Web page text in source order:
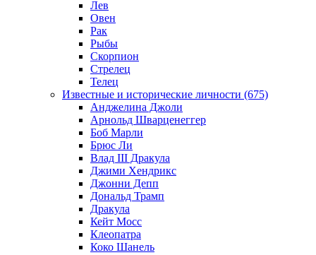
Лев
Овен
Рак
Рыбы
Скорпион
Стрелец
Телец
Известные и исторические личности (675)
Анджелина Джоли
Арнольд Шварценеггер
Боб Марли
Брюс Ли
Влад III Дракула
Джими Хендрикс
Джонни Депп
Дональд Трамп
Дракула
Кейт Мосс
Клеопатра
Коко Шанель